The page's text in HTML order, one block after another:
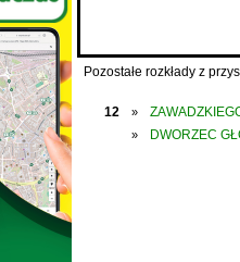
Pozostałe rozkłady z
12 »
» DWORZEC